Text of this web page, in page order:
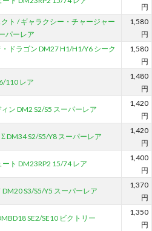
円
ト / ギャラクシー・チャージャー
パーレア
1,580
円
ドラゴン DM27 H1/H1/Y6 シーク
1,580
円
110 レア
1,480
円
ン DM2 S2/S5 スーパーレア
1,420
円
DM34 S2/S5/Y8 スーパーレア
1,420
円
ト DM23RP2 15/74 レア
1,400
円
S3/S5/Y5 スーパーレア
1,370
円
SE2/SE10 ビクトリー
1,350
円